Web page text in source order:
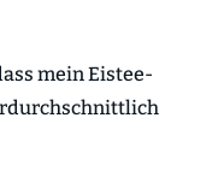
mein Eistee-